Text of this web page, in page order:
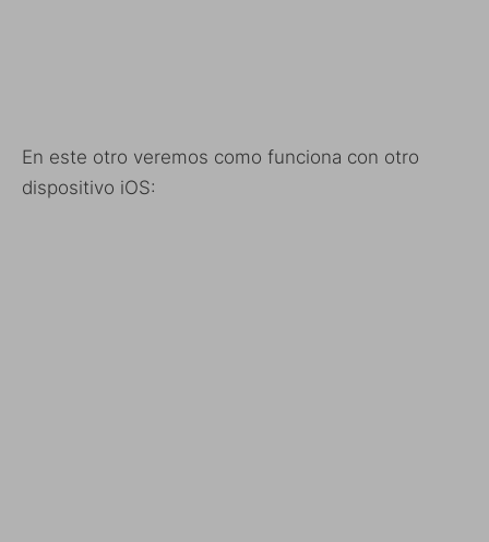
En este otro veremos como funciona con otro
dispositivo iOS: